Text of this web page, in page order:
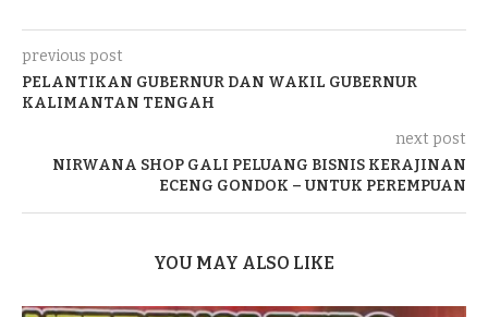
previous post
PELANTIKAN GUBERNUR DAN WAKIL GUBERNUR
KALIMANTAN TENGAH
next post
NIRWANA SHOP GALI PELUANG BISNIS KERAJINAN
ECENG GONDOK – UNTUK PEREMPUAN
YOU MAY ALSO LIKE